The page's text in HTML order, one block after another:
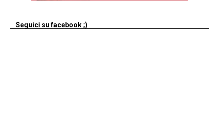
Seguici su facebook ;)